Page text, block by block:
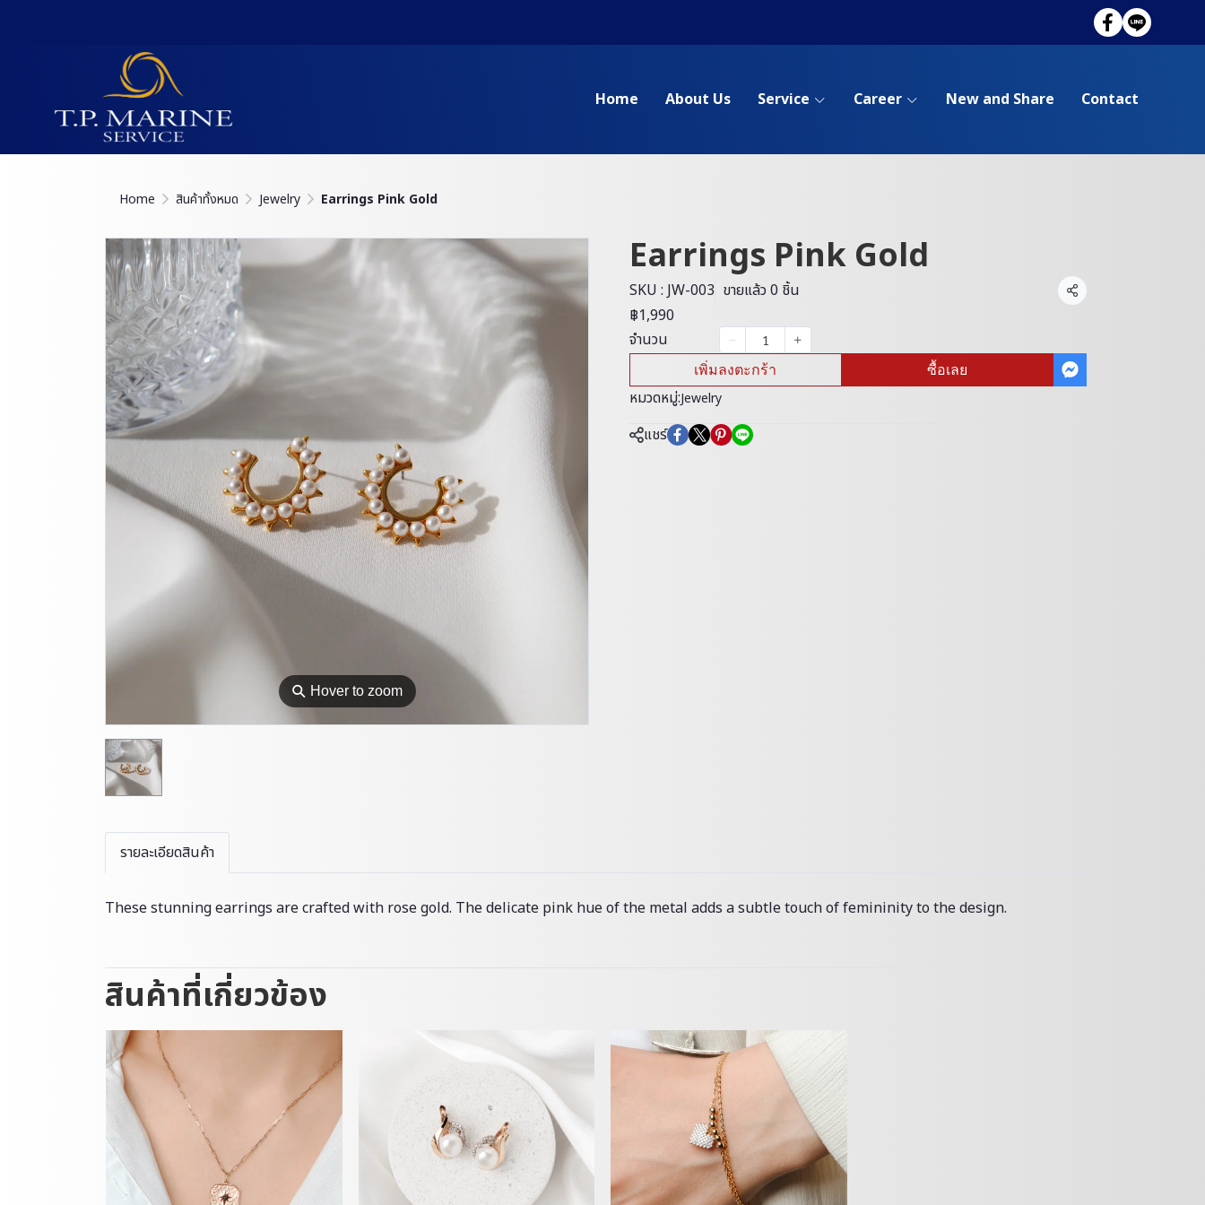
Home About Us Service Career New and Share Contact
Home สินค้าทั้งหมด Jewelry Earrings Pink Gold
⚲ Hover to zoom
Earrings Pink Gold
SKU : JW-003 ขายแล้ว 0 ชิ้น แชร์
฿1,990
จำนวน
เพิ่มลงตะกร้า ซื้อเลย
หมวดหมู่:Jewelry
แชร์
รายละเอียดสินค้า
These stunning earrings are crafted with rose gold. The delicate pink hue of the metal adds a subtle touch of femininity to the design.
สินค้าที่เกี่ยวข้อง